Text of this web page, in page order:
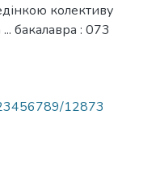
колективу
бакалавра : 073
12873